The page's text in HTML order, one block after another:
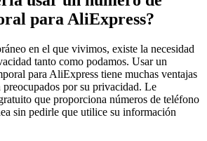
para AliExpress?
en el que vivimos, existe la necesidad
tanto como podamos. Usar un
para AliExpress tiene muchas ventajas
preocupados por su privacidad. Le
que proporciona números de teléfono
sin pedirle que utilice su información